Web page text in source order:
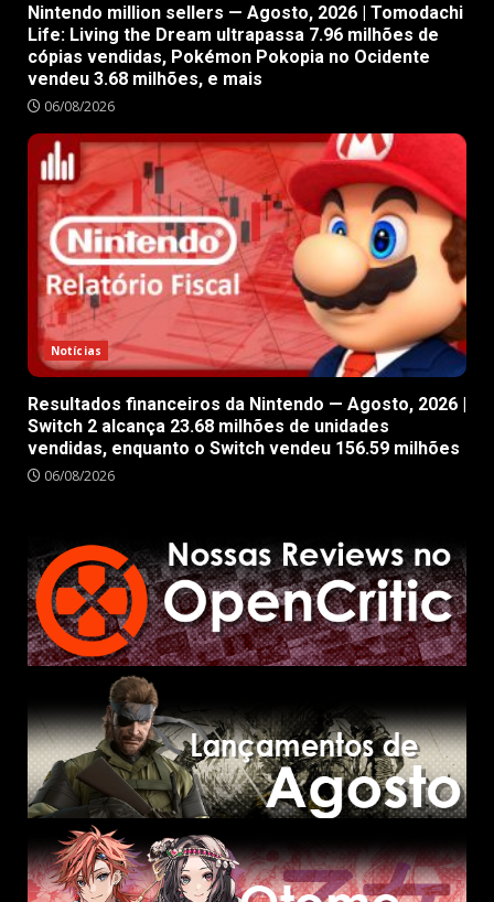
Nintendo million sellers — Agosto, 2026 | Tomodachi
Life: Living the Dream ultrapassa 7.96 milhões de
cópias vendidas, Pokémon Pokopia no Ocidente
vendeu 3.68 milhões, e mais
06/08/2026
Notícias
Resultados financeiros da Nintendo — Agosto, 2026 |
Switch 2 alcança 23.68 milhões de unidades
vendidas, enquanto o Switch vendeu 156.59 milhões
06/08/2026